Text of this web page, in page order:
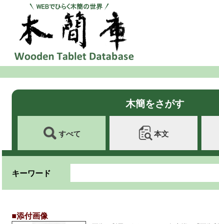
木簡をさがす
すべて 本文
キーワード
■添付画像